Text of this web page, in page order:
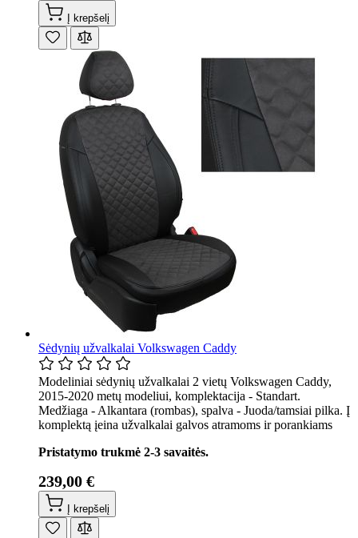
Į krepšelį
Sėdynių užvalkalai Volkswagen Caddy
Modeliniai sėdynių užvalkalai 2 vietų Volkswagen Caddy,
2015-2020 metų modeliui, komplektacija - Standart.
Medžiaga - Alkantara (rombas), spalva - Juoda/tamsiai pilka. Į
komplektą įeina užvalkalai galvos atramoms ir porankiams
Pristatymo trukmė 2-3 savaitės.
239,00 €
Į krepšelį